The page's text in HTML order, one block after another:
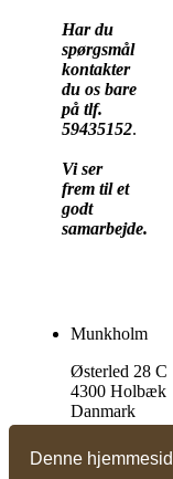
Denne
Har du
spørgsmål
kontakter
du os bare
på tlf.
59435152.
Vi ser
frem til et
godt
samarbejde.
Munkholm
Østerled 28 C
4300 Holbæk
Danmark
Tlf. +45 59 43